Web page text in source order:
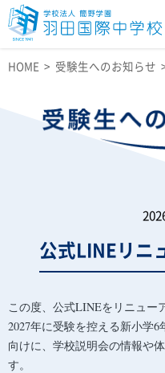
HOME 受験生へのお知らせ
公式LINEリニ
この度、公式LINEをリニュー
2027年に受験を控える新小学
向けに、学校説明会の情報や
す。